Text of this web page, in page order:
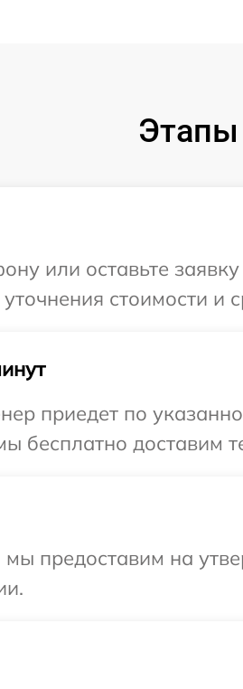
или оставьте
стоимости и
приедет по
бесплатно доставим
предоставим на